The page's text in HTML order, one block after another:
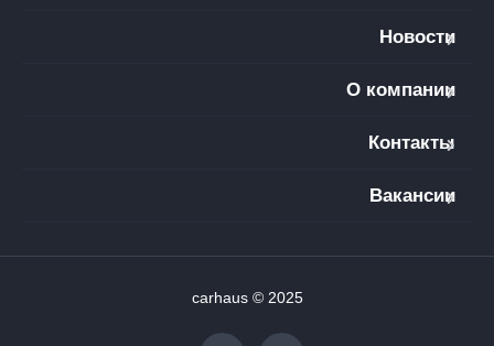
Новости
О компании
Контакты
Вакансии
carhaus © 2025